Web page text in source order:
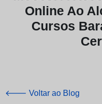
Online Ao
Cursos
🡐 Voltar ao Blog